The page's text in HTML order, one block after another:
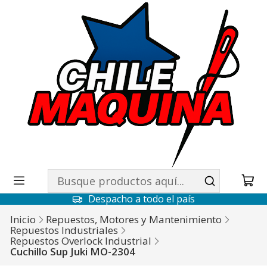
Despacho a todo el país
Inicio Repuestos, Motores y Mantenimiento
Repuestos Industriales
Repuestos Overlock Industrial
Cuchillo Sup Juki MO-2304